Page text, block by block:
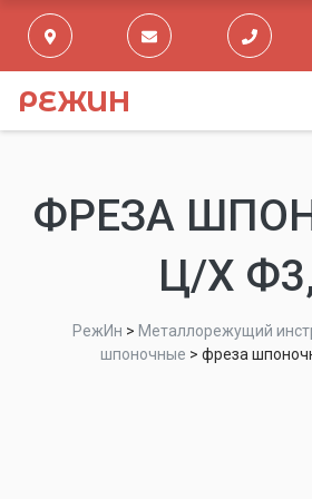
РЕЖИН
ФРЕЗА
Ц/Х
РежИн > Металлорежущий
шпоночные > фреза